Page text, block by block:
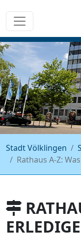
Stadt Völklingen
Rathaus A-Z: